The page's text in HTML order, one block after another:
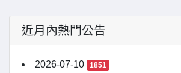
近月內熱門公告
2026-07-10 1851